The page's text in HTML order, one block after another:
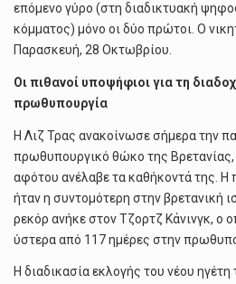
επόμενο γύρο (στη διαδικτυακή
κόμματος) μόνο οι δύο πρώτοι. Ο
Παρασκευή, 28 Οκτωβρίου.
Οι πιθανοί υποψήφιοι για τη
πρωθυπουργία
Η Λιζ Τρας ανακοίνωσε σήμερα την
πρωθυπουργικό θώκο της Βρετανίας,
αφότου ανέλαβε τα καθήκοντά της.
ήταν η συντομότερη στην βρετανική
ρεκόρ ανήκε στον Τζορτζ Κάνινγκ, ο
ύστερα από 117 ημέρες στην
Η διαδικασία εκλογής του νέου